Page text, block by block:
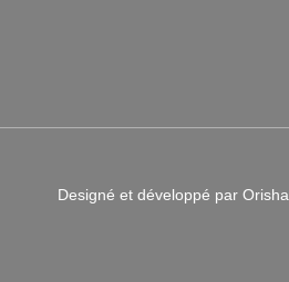
Designé et développé par